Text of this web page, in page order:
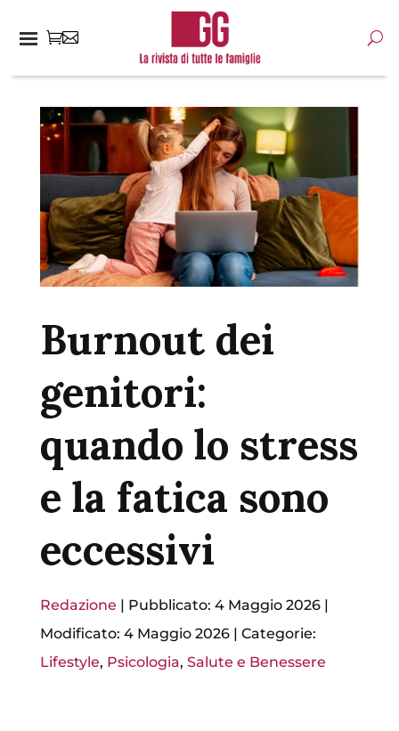
Burnout dei
genitori:
quando lo stress
e la fatica sono
eccessivi
Redazione | Pubblicato: 4 Maggio 2026|
Modificato: 4 Maggio 2026| Categorie:
Lifestyle, Psicologia, Salute e Benessere